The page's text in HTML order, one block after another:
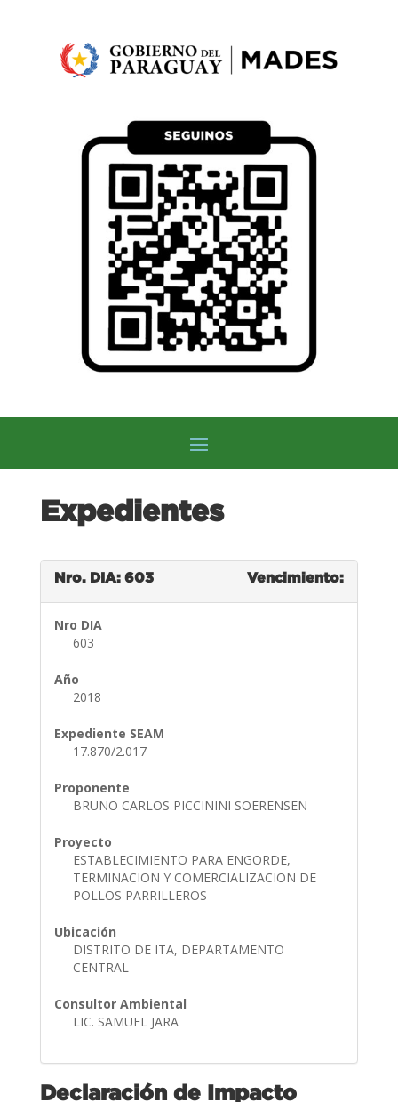
Expedientes
Nro. DIA: 603 Vencimiento:
Nro DIA
603
Año
2018
Expediente SEAM
17.870/2.017
Proponente
BRUNO CARLOS PICCININI SOERENSEN
Proyecto
ESTABLECIMIENTO PARA ENGORDE,
TERMINACION Y COMERCIALIZACION DE
POLLOS PARRILLEROS
Ubicación
DISTRITO DE ITA, DEPARTAMENTO
CENTRAL
Consultor Ambiental
LIC. SAMUEL JARA
Declaración de Impacto